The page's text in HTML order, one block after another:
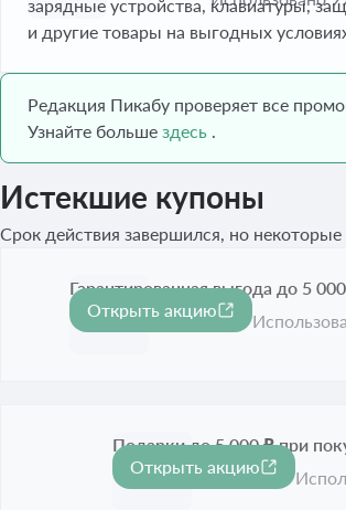
зарядные устройства, клавиатуры,
и другие товары на выгодных
Редакция Пикабу проверяет все
Узнайте больше здесь .
Истекшие купоны
Срок действия завершился, но некоторые
Гарантированная выгода до 5
Срок акции истёк
Открыть акцию
Подарки до 5 000 ₽ при
Срок акции истёк
Открыть акцию